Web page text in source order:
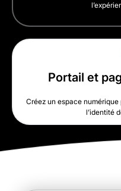
Portail et
Créez un espace
l’identité